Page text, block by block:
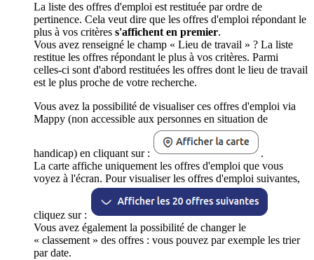
La liste des offres d'emploi est restituée par ordre de
pertinence. Cela veut dire que les offres d'emploi répondant le
plus à vos critères s'affichent en premier.
Vous avez renseigné le champ « Lieu de travail » ? La liste
restitue les offres répondant le plus à vos critères. Parmi
celles-ci sont d'abord restituées les offres dont le lieu de travail
est le plus proche de votre recherche.
Vous avez la possibilité de visualiser ces offres d'emploi via
Mappy (non accessible aux personnes en situation de
handicap) en cliquant sur :
.
La carte affiche uniquement les offres d'emploi que vous
voyez à l'écran. Pour visualiser les offres d'emploi suivantes,
cliquez sur :
Vous avez également la possibilité de changer le
« classement » des offres : vous pouvez par exemple les trier
par date.